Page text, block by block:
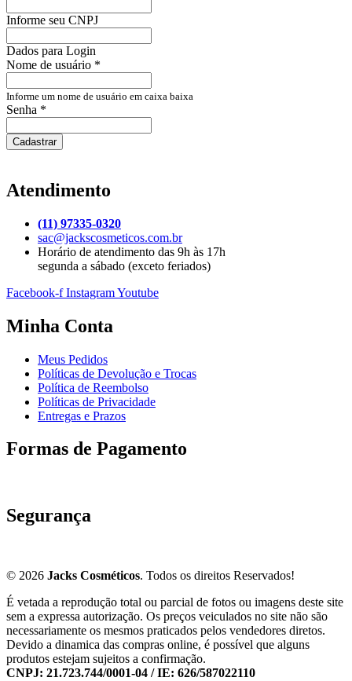
Informe seu CNPJ
Dados para Login
Nome de usuário *
Informe um nome de usuário em caixa baixa
Senha *
Cadastrar
Atendimento
(11) 97335-0320
sac@jackscosmeticos.com.br
Horário de atendimento das 9h às 17h
segunda a sábado (exceto feriados)
Facebook-f InstagramYoutube
Minha Conta
Meus Pedidos
Políticas de Devolução e Trocas
Política de Reembolso
Políticas de Privacidade
Entregas e Prazos
Formas de Pagamento
Segurança
© 2026 Jacks Cosméticos. Todos os direitos Reservados!
É vetada a reprodução total ou parcial de fotos ou imagens deste site
sem a expressa autorização. Os preços veiculados no site não são
necessariamente os mesmos praticados pelos vendedores diretos.
Devido a dinamica das compras online, é possível que alguns
produtos estejam sujeitos a confirmação.
CNPJ: 21.723.744/0001-04 / IE: 626/587022110